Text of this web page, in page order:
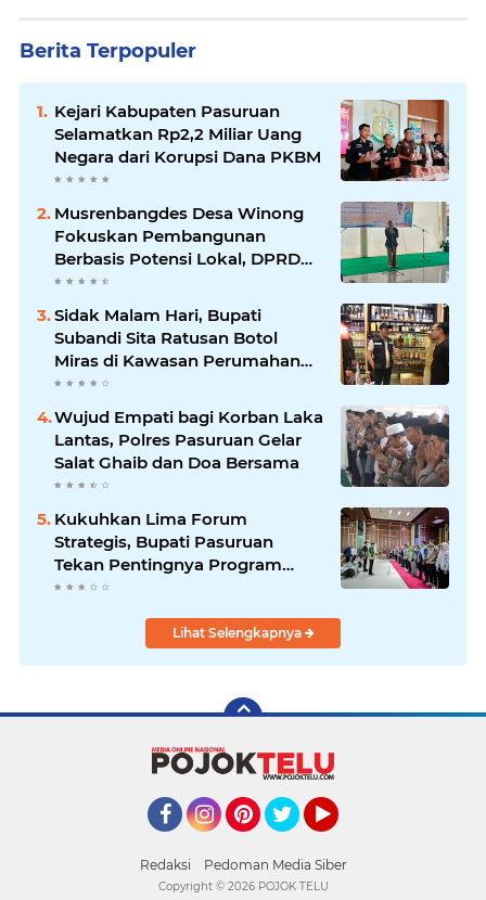
Berita Terpopuler
Kejari Kabupaten Pasuruan
Selamatkan Rp2,2 Miliar Uang
Negara dari Korupsi Dana PKBM
Musrenbangdes Desa Winong
Fokuskan Pembangunan
Berbasis Potensi Lokal, DPRD
Optimistis Meski Dihantam
Sidak Malam Hari, Bupati
Subandi Sita Ratusan Botol
Miras di Kawasan Perumahan
Sidoarjo
Wujud Empati bagi Korban Laka
Lantas, Polres Pasuruan Gelar
Salat Ghaib dan Doa Bersama
Kukuhkan Lima Forum
Strategis, Bupati Pasuruan
Tekan Pentingnya Program
Nyata untuk Rakyat
Lihat Selengkapnya
Redaksi Pedoman Media Siber
Copyright © 2026 POJOK TELU